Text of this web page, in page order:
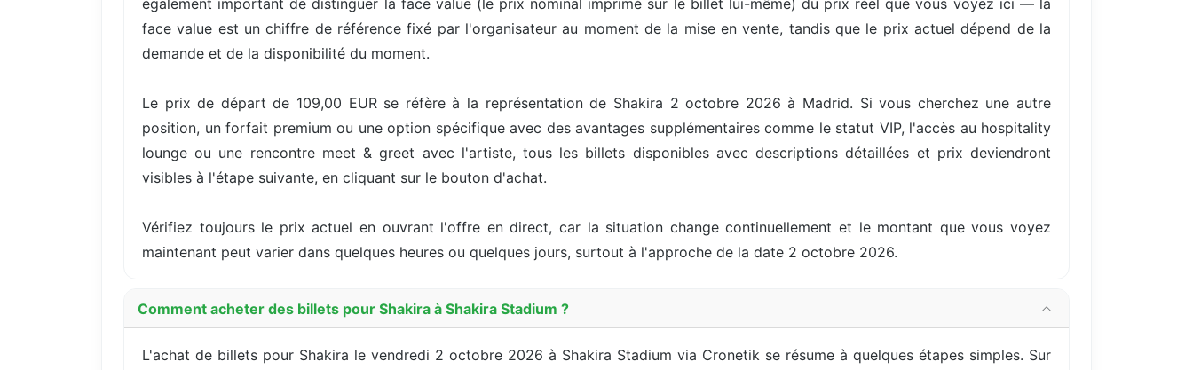
également important de distinguer la face value (le prix nominal imprimé sur le billet lui-même) du prix réel que vous voyez ici — la
face value est un chiffre de référence fixé par l'organisateur au moment de la mise en vente, tandis que le prix actuel dépend de la
demande et de la disponibilité du moment.
Le prix de départ de 109,00 EUR se réfère à la représentation de Shakira 2 octobre 2026 à Madrid. Si vous cherchez une autre
position, un forfait premium ou une option spécifique avec des avantages supplémentaires comme le statut VIP, l'accès au hospitality
lounge ou une rencontre meet & greet avec l'artiste, tous les billets disponibles avec descriptions détaillées et prix deviendront
visibles à l'étape suivante, en cliquant sur le bouton d'achat.
Vérifiez toujours le prix actuel en ouvrant l'offre en direct, car la situation change continuellement et le montant que vous voyez
maintenant peut varier dans quelques heures ou quelques jours, surtout à l'approche de la date 2 octobre 2026.
Comment acheter des billets pour Shakira à Shakira Stadium ?
L'achat de billets pour Shakira le vendredi 2 octobre 2026 à Shakira Stadium via Cronetik se résume à quelques étapes simples. Sur